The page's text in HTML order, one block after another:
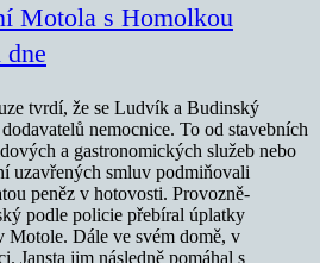
Motola s Homolkou
dne
tvrdí, že se Ludvík a Budinský
nemocnice. To od stavebních
a gastronomických služeb nebo
uzavřených smluv podmiňovali
peněz v hotovosti. Provozně-
podle policie přebíral úplatky
Motole. Dále ve svém domě, v
Jansta jim následně pomáhal s